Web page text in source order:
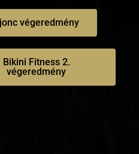
végeredmény
Bikini Fitness 2.
végeredmény